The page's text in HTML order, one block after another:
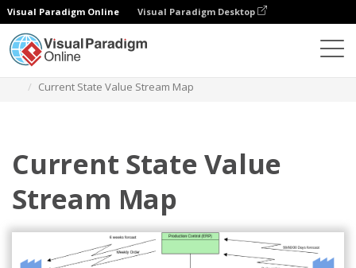
Visual Paradigm Online Visual Paradigm Desktop
Current State Value Stream Map
Current State Value
Stream Map